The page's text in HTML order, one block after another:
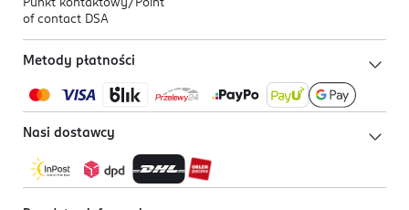
Punkt kontaktowy/ Point
of contact DSA
Metody płatności
Nasi dostawcy